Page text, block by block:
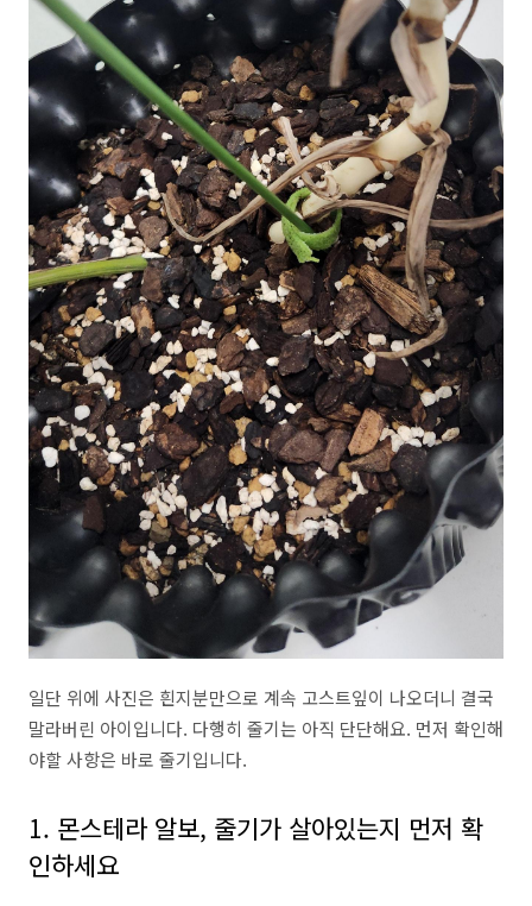
일단 위에 사진은 흰지분만으로 계속 고스트잎이 나오더니 결국
말라버린 아이입니다. 다행히 줄기는 아직 단단해요. 먼저 확인해
야할 사항은 바로 줄기입니다.
1. 몬스테라 알보, 줄기가 살아있는지 먼저 확
인하세요